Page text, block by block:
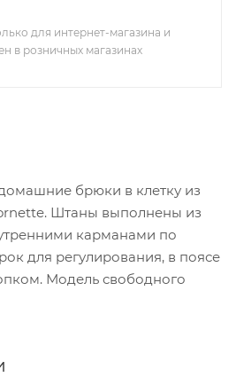
для интернет-магазина и
в розничных магазинах
брюки в клетку из
Штаны выполнены из
карманами по
для регулирования, в поясе
Модель свободного